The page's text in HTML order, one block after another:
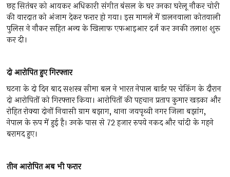
छह सितंबर को आयकर अधिकारी संगीत बंसल के घर उनका घरेलू नौकर चोरी
की वारदात को अंजाम देकर फरार हो गया। इस मामले में डालनवाला कोतवाली
पुलिस ने नौकर सहित अन्य के खिलाफ एफआइआर दर्ज कर उनकी तलाश शुरू
कर दी।
दोआरोपितहुएगिरफ्तार
घटना के दो दिन बाद सशस्त्र सीमा बल ने भारत नेपाल बार्डर पर चेकिंग के दौरान
दो आरोपितों को गिरफ्तार किया। आरोपितों की पहचान प्रताप कुमार खड़का और
रोहित रोक्या दोनों निवासी ग्राम बझाग, थाना जयपृथ्वी नगर जिला बझांग,
नेपाल के रूप में हुई है। उनके पास से 72 हजार रुपये नकद और चांदी के गहने
बरामद हुए।
तीनआरोपितअबभीफरार